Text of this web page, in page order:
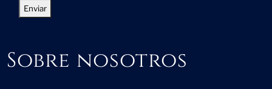
Sobre nosotros